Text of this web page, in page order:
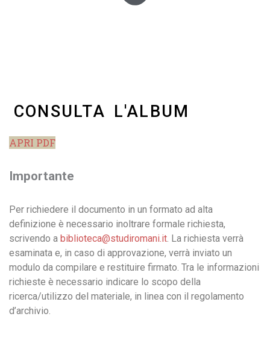
CONSULTA L'ALBUM
APRI PDF
Importante
Per richiedere il documento in un formato ad alta
definizione è necessario inoltrare formale richiesta,
scrivendo a biblioteca@studiromani.it . La richiesta verrà
esaminata e, in caso di approvazione, verrà inviato un
modulo da compilare e restituire firmato. Tra le informazioni
richieste è necessario indicare lo scopo della
ricerca/utilizzo del materiale, in linea con il regolamento
d’archivio.